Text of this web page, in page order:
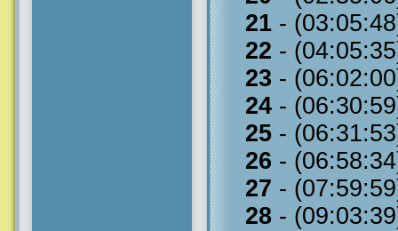
21 -
22 -
23 -
24 -
25 -
26 -
27 -
28 -